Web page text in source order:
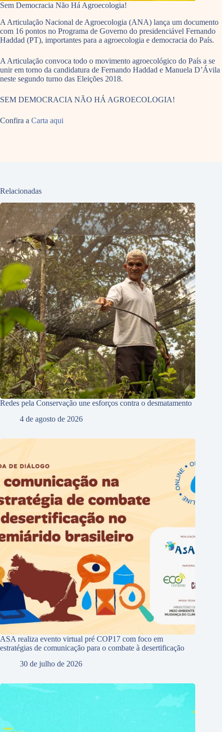
Sem Democracia Não Há Agroecologia!
A Articulação Nacional de Agroecologia (ANA) lança um documento
com 16 pontos no Programa de Governo do presidenciável Fernando
Haddad (PT), importantes para a agroecologia e democracia do País.
A Articulação convoca todo o movimento agroecológico do País a se
unir em torno da candidatura de Fernando Haddad e Manuela D’Ávila
neste segundo turno das Eleições 2018.
SEM DEMOCRACIA NÃO HÁ AGROECOLOGIA!
Confira a Carta aqui
Relacionadas
Redes pela Conservação une esforços contra o desmatamento
4 de agosto de 2026
ASA realiza evento virtual pré COP17 com foco em
estratégias de comunicação para o combate à desertificação
30 de julho de 2026